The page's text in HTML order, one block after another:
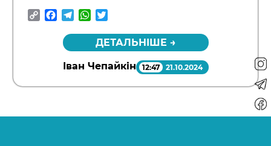
CopyFacebook
TelegramWhatsApp
ДЕТАЛЬНІШЕ →
Іван Чепайкін 12:47 21.10.2024